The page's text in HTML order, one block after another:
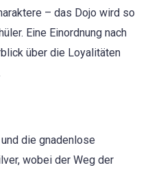
– das Dojo wird so
Eine Einordnung nach
über die Loyalitäten
die gnadenlose
wobei der Weg der